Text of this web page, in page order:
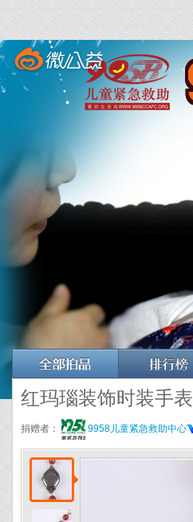
红玛瑙装饰时装手表
捐赠者： 9958儿童紧急救助中心